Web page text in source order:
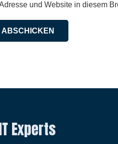
und Website in diesem
ABSCHICKEN
Experts